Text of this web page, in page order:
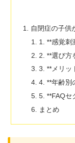
自閉症の子供
1. **感覚刺
2. **選び方
3. **メリッ
4. **年齢別
5. **FAQセ
まとめ